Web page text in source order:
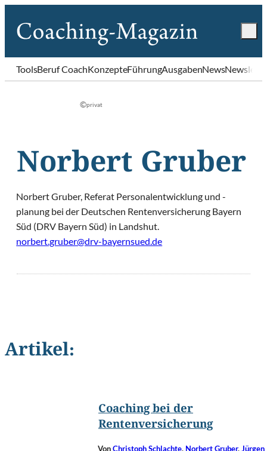
ToolsBeruf CoachKonzepteFührungAusgabenNews
©privat
Norbert Gruber
Norbert Gruber, Referat Personalentwicklung und -
planung bei der Deutschen Rentenversicherung Bayern
Süd (DRV Bayern Süd) in Landshut.
norbert.gruber@drv-bayernsued.de
Artikel:
Coaching bei der
Rentenversicherung
VonChristoph Schlachte, Norbert Gruber,Jürgen